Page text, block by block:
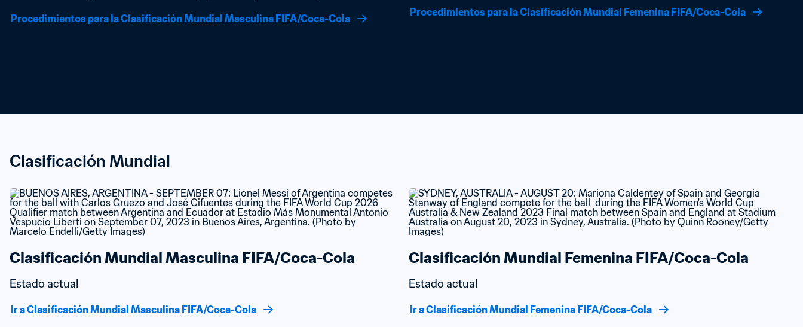
Procedimientos para la Clasificación Mundial Masculina FIFA/Coca-Cola
Procedimientos para la Clasificación Mundial Femenina FIFA/Coca-Cola
Clasificación Mundial
Clasificación Mundial Masculina FIFA/Coca-Cola
Estado actual
Ir a Clasificación Mundial Masculina FIFA/Coca-Cola
Clasificación Mundial Femenina FIFA/Coca-Cola
Estado actual
Ir a Clasificación Mundial Femenina FIFA/Coca-Cola